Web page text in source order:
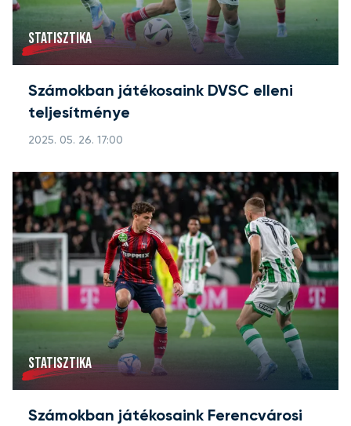
STATISZTIKA
Számokban játékosaink DVSC elleni
teljesítménye
2025. 05. 26. 17:00
STATISZTIKA
Számokban játékosaink Ferencvárosi